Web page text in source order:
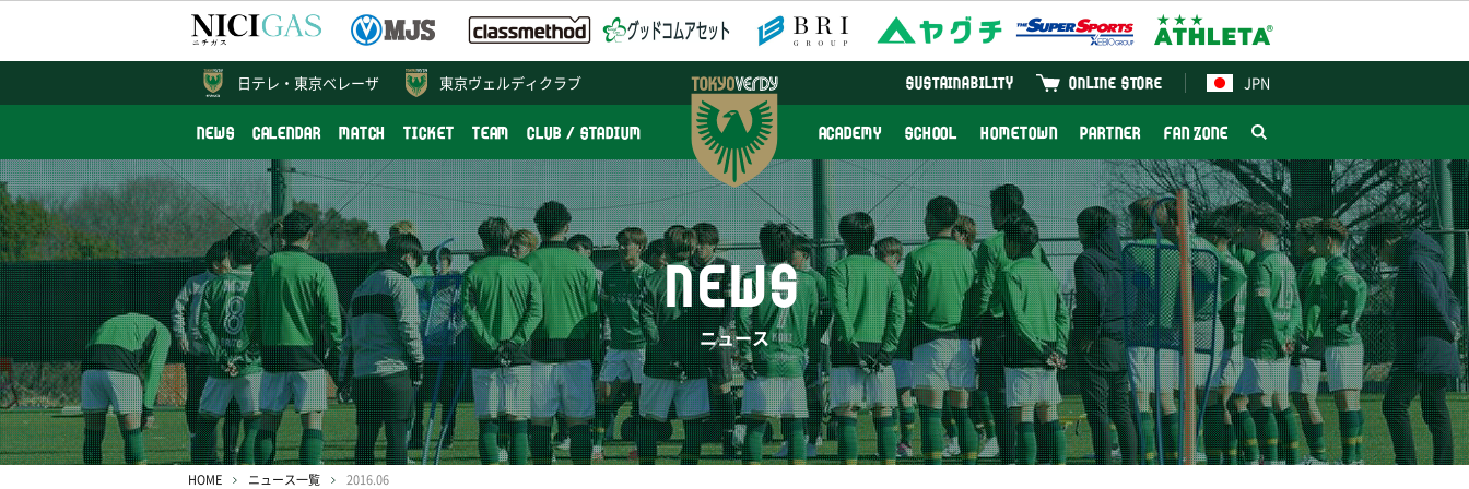
東京ヴェルディクラブ JPN
ONLINE STORE
SUSTAINABILITY
NEWS CALENDAR MATCH TICKET TEAM CLUB / STADIUM ACADEMY SCHOOL HOMETOWN PARTNER FAN ZONE
日テレ・ 東京ベレーザ
NEWS
ニュース
HOME ニュース一覧 2016.06